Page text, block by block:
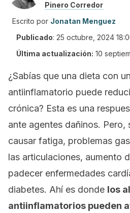
Pinero Corredor
Escrito por Jonatan Menguez
Publicado: 25 octubre, 2024
Última actualización: 10
¿Sabías que una dieta con
antiinflamatorio puede
crónica? Esta es una
ante agentes dañinos. Pero,
causar fatiga, problemas
las articulaciones, aumento
padecer enfermedades
diabetes. Ahí es donde los
antiinflamatorios pueden